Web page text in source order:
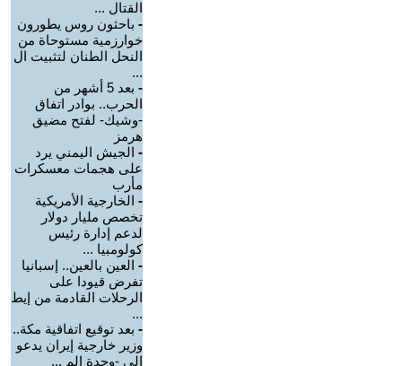
القتال ...
- باحثون روس يطورون
خوارزمية مستوحاة من
النحل الطنان لتثبيت ال
...
-
بعد 5 أشهر من
الحرب.. بوادر اتفاق
-وشيك- لفتح مضيق
هرمز
- الجيش اليمني يرد
على هجمات معسكرات
مأرب
- الخارجية الأمريكية
تخصص مليار دولار
لدعم إدارة رئيس
كولومبيا ...
- العين بالعين.. إسبانيا
تفرض قيودا على
الرحلات القادمة من إيط
...
- بعد توقيع اتفاقية مكة..
وزير خارجية إيران يدعو
إلى -وحدة الم ...